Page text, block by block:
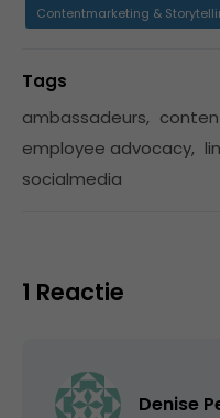
Contentmarketing &
Tags
ambassadeurs,
employee advocacy,
socialmedia
1 Reactie
Denise